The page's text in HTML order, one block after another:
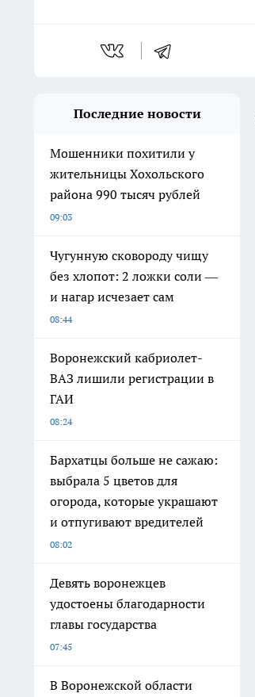
Последние новости
Мошенники похитили у
жительницы Хохольского
района 990 тысяч рублей
09:03
Чугунную сковороду чищу
без хлопот: 2 ложки соли —
и нагар исчезает сам
08:44
Воронежский кабриолет-
ВАЗ лишили регистрации в
ГАИ
08:24
Бархатцы больше не сажаю:
выбрала 5 цветов для
огорода, которые украшают
и отпугивают вредителей
08:02
Девять воронежцев
удостоены благодарности
главы государства
07:45
В Воронежской области